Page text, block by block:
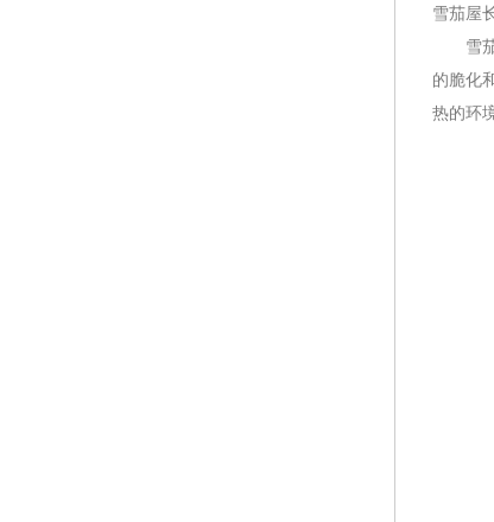
雪茄屋
雪茄
的脆化
热的环